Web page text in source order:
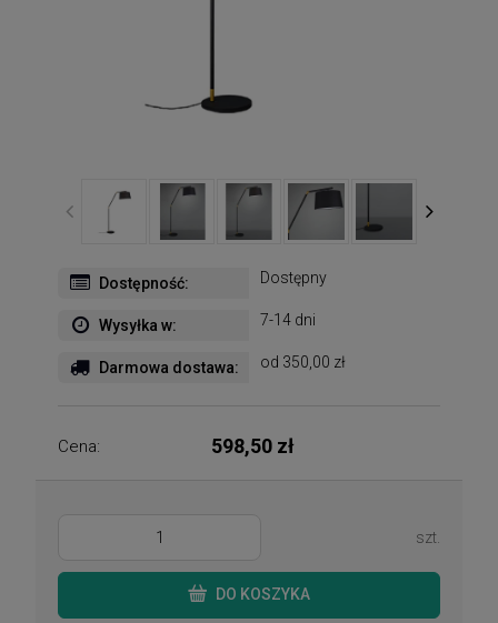
Dostępność: Dostępny
Wysyłka w: 7-14 dni
Darmowa dostawa: od 350,00 zł
Cena: 598,50 zł
szt.
DO KOSZYKA